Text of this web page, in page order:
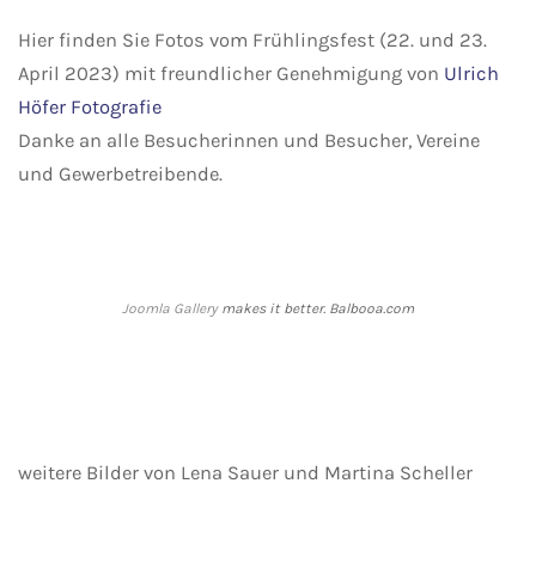
Hier finden Sie Fotos vom Frühlingsfest (22. und 23.
April 2023) mit freundlicher Genehmigung von Ulrich
Höfer Fotografie
Danke an alle Besucherinnen und Besucher, Vereine
und Gewerbetreibende.
Joomla Gallerymakes it better. Balbooa.com
weitere Bilder von Lena Sauer und Martina Scheller